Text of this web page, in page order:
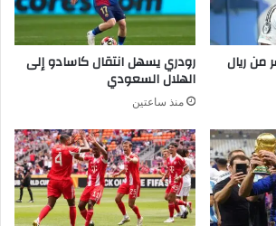
من ريال رودري يسهل انتقال كاسادو إلى
الهلال السعودي
منذ ساعتين